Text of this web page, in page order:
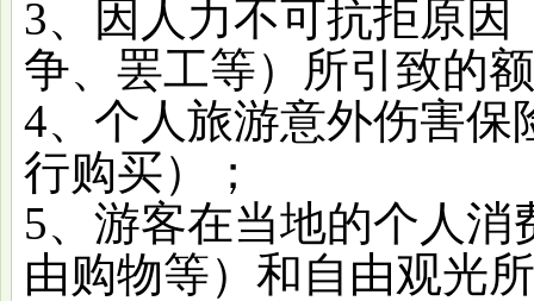
3、
因人力不可抗拒原
争、罢工等）所引致的
4、个人旅游意外伤害
行购买）；
5、游客在当地的个人
由购物等）和自由观光